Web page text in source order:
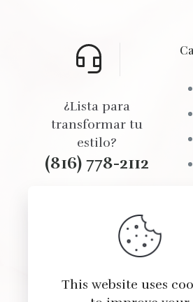
(816) 778-2112
¿Lista para
transformar tu
estilo?
Seleccionamos cada
ofrecerte calidad,
This website uses